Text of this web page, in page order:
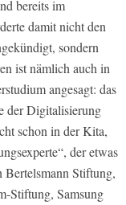
bereits im
damit nicht den
sondern
ist nämlich auch in
angesagt: das
der Digitalisierung
schon in der Kita,
der etwas
Bertelsmann Stiftung,
Stiftung, Samsung